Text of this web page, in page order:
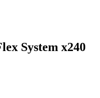
System x240